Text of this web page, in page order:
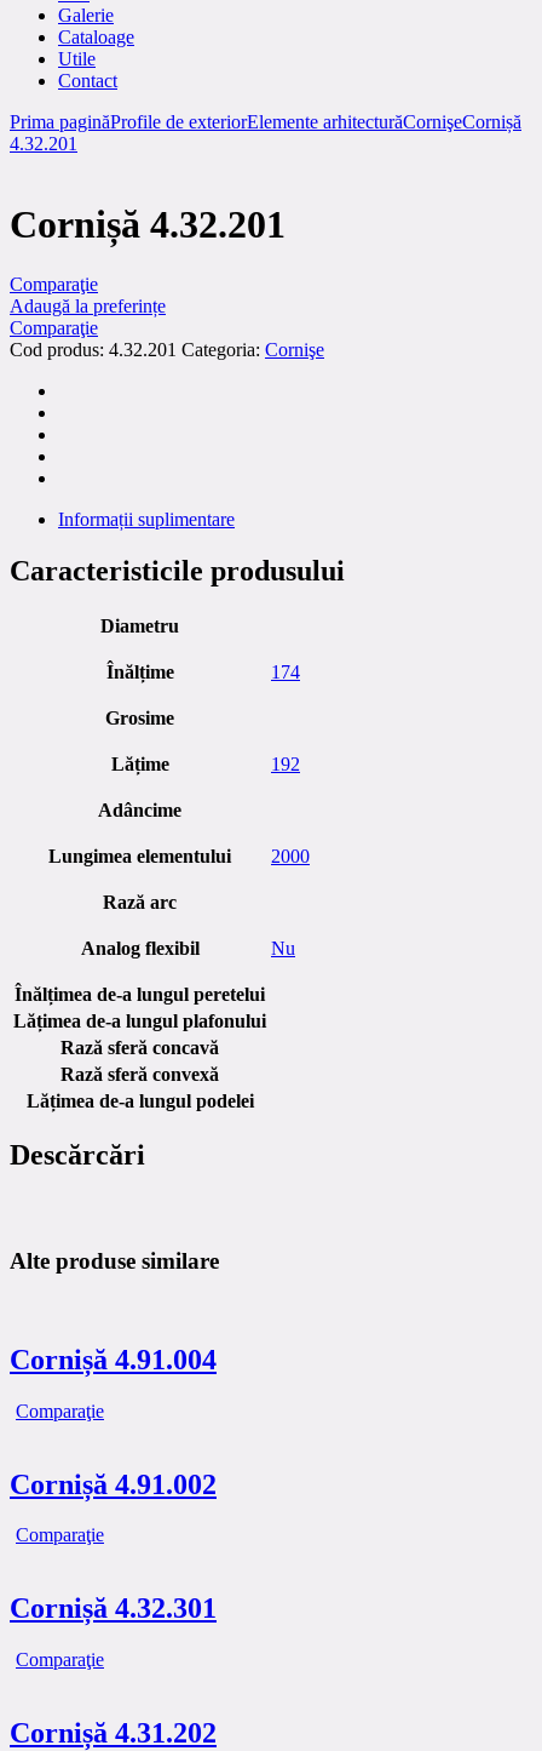
Galerie
Cataloage
Utile
Contact
Prima paginăProfile de exteriorElemente arhitecturăCornişeCornișă
4.32.201
Cornișă 4.32.201
Comparaţie
Adaugă la preferințe
Comparaţie
Cod produs: 4.32.201 Categoria: Cornişe
Informații suplimentare
Caracteristicile produsului
Diametru
Înălțime 174
Grosime
Lățime 192
Adâncime
Lungimea elementului 2000
Rază arc
Analog flexibil Nu
Înălțimea de-a lungul peretelui
Lățimea de-a lungul plafonului
Rază sferă concavă
Rază sferă convexă
Lățimea de-a lungul podelei
Descărcări
Alte produse similare
Cornișă 4.91.004
Comparaţie
Cornișă 4.91.002
Comparaţie
Cornișă 4.32.301
Comparaţie
Cornișă 4.31.202